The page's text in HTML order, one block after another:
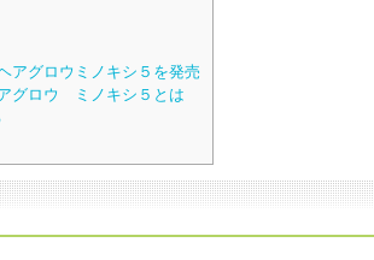
アグロウミノキシ５を発売
グロウ ミノキシ５とは